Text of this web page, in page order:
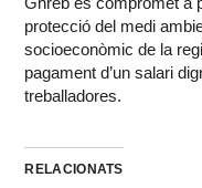
protecció del medi
socioeconòmic de la
pagament d’un salari
treballadores.
RELACIONATS